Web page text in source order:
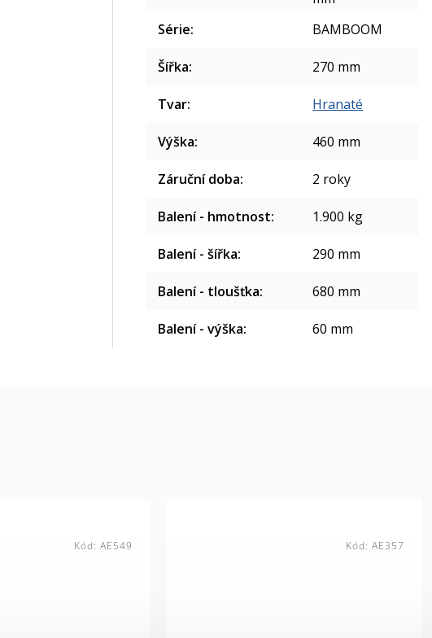
Série: BAMBOOM
Šířka: 270 mm
Tvar: Hranaté
Výška: 460 mm
Záruční doba: 2 roky
Balení - hmotnost: 1.900 kg
Balení - šířka: 290 mm
Balení - tloušťka: 680 mm
Balení - výška: 60 mm
Kód: AE549 Kód: AE357